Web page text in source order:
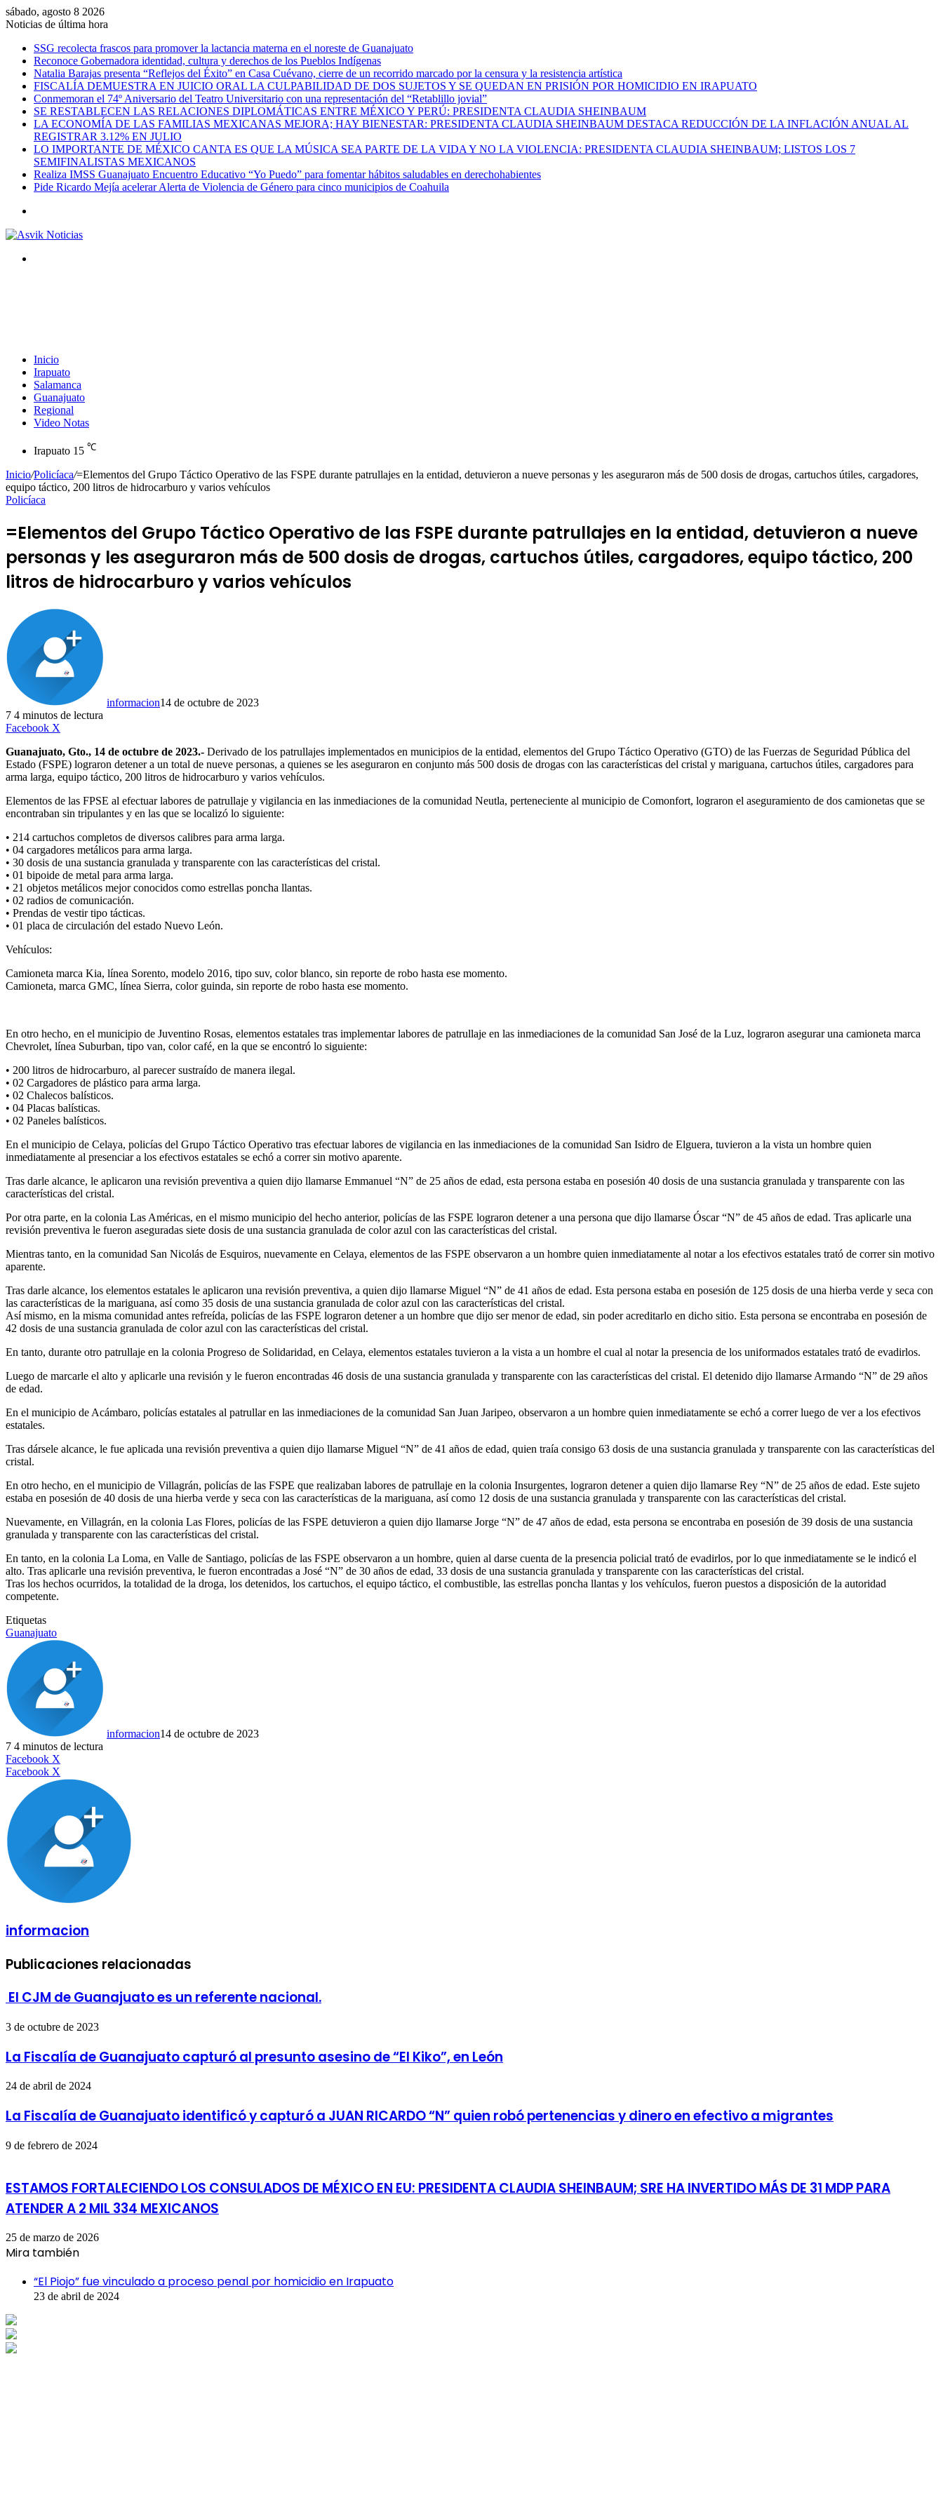
sábado, agosto 8 2026
Noticias de última hora
SSG recolecta frascos para promover la lactancia materna en el noreste de Guanajuato
Reconoce Gobernadora identidad, cultura y derechos de los Pueblos Indígenas
Natalia Barajas presenta “Reflejos del Éxito” en Casa Cuévano, cierre de un recorrido marcado por la censura y la resistencia artística
FISCALÍA DEMUESTRA EN JUICIO ORAL LA CULPABILIDAD DE DOS SUJETOS Y SE QUEDAN EN PRISIÓN POR HOMICIDIO EN IRAPUATO
Conmemoran el 74º Aniversario del Teatro Universitario con una representación del “Retablillo jovial”
SE RESTABLECEN LAS RELACIONES DIPLOMÁTICAS ENTRE MÉXICO Y PERÚ: PRESIDENTA CLAUDIA SHEINBAUM
LA ECONOMÍA DE LAS FAMILIAS MEXICANAS MEJORA; HAY BIENESTAR: PRESIDENTA CLAUDIA SHEINBAUM DESTACA REDUCCIÓN DE LA INFLACIÓN ANUAL AL
REGISTRAR 3.12% EN JULIO
LO IMPORTANTE DE MÉXICO CANTA ES QUE LA MÚSICA SEA PARTE DE LA VIDA Y NO LA VIOLENCIA: PRESIDENTA CLAUDIA SHEINBAUM; LISTOS LOS 7
SEMIFINALISTAS MEXICANOS
Realiza IMSS Guanajuato Encuentro Educativo “Yo Puedo” para fomentar hábitos saludables en derechohabientes
Pide Ricardo Mejía acelerar Alerta de Violencia de Género para cinco municipios de Coahuila
Inicio
Irapuato
Salamanca
Guanajuato
Regional
Video Notas
Irapuato 15 ℃
Inicio/Policíaca/=Elementos del Grupo Táctico Operativo de las FSPE durante patrullajes en la entidad, detuvieron a nueve personas y les aseguraron más de 500 dosis de drogas, cartuchos útiles, cargadores,
equipo táctico, 200 litros de hidrocarburo y varios vehículos
Policíaca
=Elementos del Grupo Táctico Operativo de las FSPE durante patrullajes en la entidad, detuvieron a nueve
personas y les aseguraron más de 500 dosis de drogas, cartuchos útiles, cargadores, equipo táctico, 200
litros de hidrocarburo y varios vehículos
informacion14 de octubre de 2023
7 4 minutos de lectura
Facebook X
Guanajuato, Gto., 14 de octubre de 2023.- Derivado de los patrullajes implementados en municipios de la entidad, elementos del Grupo Táctico Operativo (GTO) de las Fuerzas de Seguridad Pública del
Estado (FSPE) lograron detener a un total de nueve personas, a quienes se les aseguraron en conjunto más 500 dosis de drogas con las características del cristal y mariguana, cartuchos útiles, cargadores para
arma larga, equipo táctico, 200 litros de hidrocarburo y varios vehículos.
Elementos de las FPSE al efectuar labores de patrullaje y vigilancia en las inmediaciones de la comunidad Neutla, perteneciente al municipio de Comonfort, lograron el aseguramiento de dos camionetas que se
encontraban sin tripulantes y en las que se localizó lo siguiente:
• 214 cartuchos completos de diversos calibres para arma larga.
• 04 cargadores metálicos para arma larga.
• 30 dosis de una sustancia granulada y transparente con las características del cristal.
• 01 bipoide de metal para arma larga.
• 21 objetos metálicos mejor conocidos como estrellas poncha llantas.
• 02 radios de comunicación.
• Prendas de vestir tipo tácticas.
• 01 placa de circulación del estado Nuevo León.
Vehículos:
Camioneta marca Kia, línea Sorento, modelo 2016, tipo suv, color blanco, sin reporte de robo hasta ese momento.
Camioneta, marca GMC, línea Sierra, color guinda, sin reporte de robo hasta ese momento.
En otro hecho, en el municipio de Juventino Rosas, elementos estatales tras implementar labores de patrullaje en las inmediaciones de la comunidad San José de la Luz, lograron asegurar una camioneta marca
Chevrolet, línea Suburban, tipo van, color café, en la que se encontró lo siguiente:
• 200 litros de hidrocarburo, al parecer sustraído de manera ilegal.
• 02 Cargadores de plástico para arma larga.
• 02 Chalecos balísticos.
• 04 Placas balísticas.
• 02 Paneles balísticos.
En el municipio de Celaya, policías del Grupo Táctico Operativo tras efectuar labores de vigilancia en las inmediaciones de la comunidad San Isidro de Elguera, tuvieron a la vista un hombre quien
inmediatamente al presenciar a los efectivos estatales se echó a correr sin motivo aparente.
Tras darle alcance, le aplicaron una revisión preventiva a quien dijo llamarse Emmanuel “N” de 25 años de edad, esta persona estaba en posesión 40 dosis de una sustancia granulada y transparente con las
características del cristal.
Por otra parte, en la colonia Las Américas, en el mismo municipio del hecho anterior, policías de las FSPE lograron detener a una persona que dijo llamarse Óscar “N” de 45 años de edad. Tras aplicarle una
revisión preventiva le fueron aseguradas siete dosis de una sustancia granulada de color azul con las características del cristal.
Mientras tanto, en la comunidad San Nicolás de Esquiros, nuevamente en Celaya, elementos de las FSPE observaron a un hombre quien inmediatamente al notar a los efectivos estatales trató de correr sin motivo
aparente.
Tras darle alcance, los elementos estatales le aplicaron una revisión preventiva, a quien dijo llamarse Miguel “N” de 41 años de edad. Esta persona estaba en posesión de 125 dosis de una hierba verde y seca con
las características de la mariguana, así como 35 dosis de una sustancia granulada de color azul con las características del cristal.
Así mismo, en la misma comunidad antes refreída, policías de las FSPE lograron detener a un hombre que dijo ser menor de edad, sin poder acreditarlo en dicho sitio. Esta persona se encontraba en posesión de
42 dosis de una sustancia granulada de color azul con las características del cristal.
En tanto, durante otro patrullaje en la colonia Progreso de Solidaridad, en Celaya, elementos estatales tuvieron a la vista a un hombre el cual al notar la presencia de los uniformados estatales trató de evadirlos.
Luego de marcarle el alto y aplicarle una revisión y le fueron encontradas 46 dosis de una sustancia granulada y transparente con las características del cristal. El detenido dijo llamarse Armando “N” de 29 años
de edad.
En el municipio de Acámbaro, policías estatales al patrullar en las inmediaciones de la comunidad San Juan Jaripeo, observaron a un hombre quien inmediatamente se echó a correr luego de ver a los efectivos
estatales.
Tras dársele alcance, le fue aplicada una revisión preventiva a quien dijo llamarse Miguel “N” de 41 años de edad, quien traía consigo 63 dosis de una sustancia granulada y transparente con las características del
cristal.
En otro hecho, en el municipio de Villagrán, policías de las FSPE que realizaban labores de patrullaje en la colonia Insurgentes, lograron detener a quien dijo llamarse Rey “N” de 25 años de edad. Este sujeto
estaba en posesión de 40 dosis de una hierba verde y seca con las características de la mariguana, así como 12 dosis de una sustancia granulada y transparente con las características del cristal.
Nuevamente, en Villagrán, en la colonia Las Flores, policías de las FSPE detuvieron a quien dijo llamarse Jorge “N” de 47 años de edad, esta persona se encontraba en posesión de 39 dosis de una sustancia
granulada y transparente con las características del cristal.
En tanto, en la colonia La Loma, en Valle de Santiago, policías de las FSPE observaron a un hombre, quien al darse cuenta de la presencia policial trató de evadirlos, por lo que inmediatamente se le indicó el
alto. Tras aplicarle una revisión preventiva, le fueron encontradas a José “N” de 30 años de edad, 33 dosis de una sustancia granulada y transparente con las características del cristal.
Tras los hechos ocurridos, la totalidad de la droga, los detenidos, los cartuchos, el equipo táctico, el combustible, las estrellas poncha llantas y los vehículos, fueron puestos a disposición de la autoridad
competente.
Etiquetas
Guanajuato
informacion14 de octubre de 2023
7 4 minutos de lectura
Facebook X
Facebook X
por
electrónico
informacion
Publicaciones relacionadas
El CJM de Guanajuato es un referente nacional.
3 de octubre de 2023
La Fiscalía de Guanajuato capturó al presunto asesino de “El Kiko”, en León
24 de abril de 2024
La Fiscalía de Guanajuato identificó y capturó a JUAN RICARDO “N” quien robó pertenencias y dinero en efectivo a migrantes
9 de febrero de 2024
ESTAMOS FORTALECIENDO LOS CONSULADOS DE MÉXICO EN EU: PRESIDENTA CLAUDIA SHEINBAUM; SRE HA INVERTIDO MÁS DE 31 MDP PARA
ATENDER A 2 MIL 334 MEXICANOS
25 de marzo de 2026
Mira también
“El Piojo” fue vinculado a proceso penal por homicidio en Irapuato
23 de abril de 2024